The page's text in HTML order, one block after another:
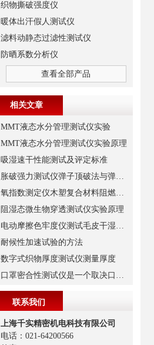
织物撕破强度仪
暖体出汗假人测试仪
滤料动静态过滤性测试仪
防晒系数分析仪
查看全部产品
相关文章
MMT液态水分管理测试仪实验
MMT液态水分管理测试仪实验原理
吸湿速干性能测试及评定标准
胀破强力测试仪弹子顶破法与弹性膜片法测试原理解析
氧指数测定仪木塑复合材料阻燃性实验
阻湿态微生物穿透测试仪实验原理
电动摩擦色牢度仪测试毛皮干湿摩擦色牢度解析
耐候性加速试验的方法
数字式织物厚度测试仪测量厚度
口罩密合性测试仪是一个取决口罩是否好坏的检查设备之一
联系我们
上海千实精密机电科技有限公司
电话：021-64200566